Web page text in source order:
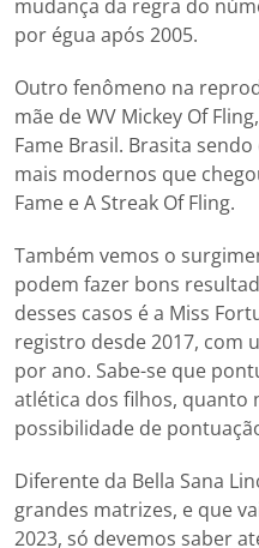
mudança da regra do
por égua após 2005.
Outro fenômeno na
mãe de WV Mickey Of
Fame Brasil. Brasita
mais modernos que
Fame e A Streak Of Fling.
Também vemos o
podem fazer bons
desses casos é a Miss
registro desde 2017, com
por ano. Sabe-se que
atlética dos filhos, quanto
possibilidade de
Diferente da Bella Sana
grandes matrizes, e que
2023, só devemos saber